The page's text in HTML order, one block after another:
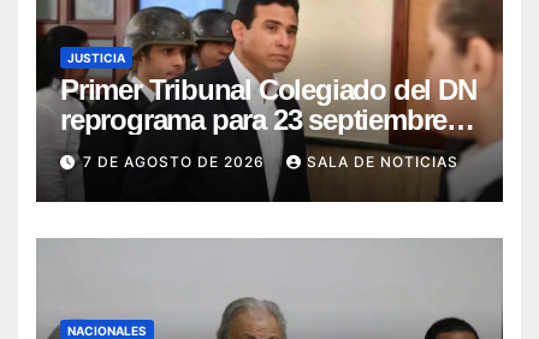
JUSTICIA
Primer Tribunal Colegiado del DN
reprograma para 23 septiembre
lectura íntegra de sentencia
contra Adán Cáceres y
coimputados
7 DE AGOSTO DE 2026 SALA DE NOTICIAS
NACIONALES